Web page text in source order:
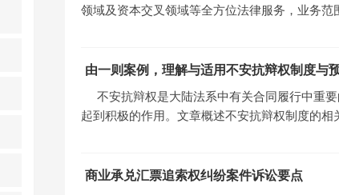
领域及资本交叉领域等全方位法律服务，业务
由一则案例，理解与适用不安抗辩权制度与
不安抗辩权是大陆法系中有关合同履行中重
起到积极的作用。文章概述不安抗辩权制度的
商业承兑汇票追索权纠纷案件诉讼要点